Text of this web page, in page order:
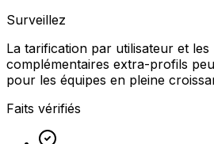
Surveillez
La tarification par utilisateur et les
complémentaires extra-profils
pour les équipes en pleine
Faits vérifiés